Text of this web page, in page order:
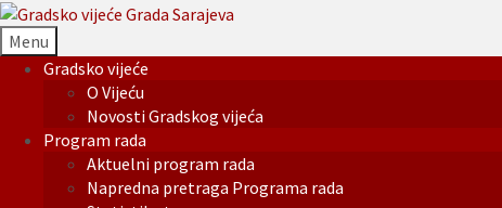
Menu
Gradsko vijeće
O Vijeću
Novosti Gradskog vijeća
Program rada
Aktuelni program rada
Napredna pretraga Programa rada